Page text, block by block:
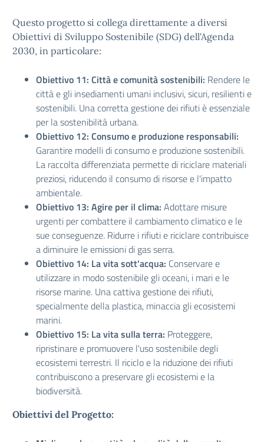
Questo progetto si collega direttamente a diversi
Obiettivi di Sviluppo Sostenibile (SDG) dell'Agenda
2030, in particolare:
Obiettivo 11: Città e comunità sostenibili: Rendere le
città e gli insediamenti umani inclusivi, sicuri, resilienti e
sostenibili. Una corretta gestione dei rifiuti è essenziale
per la sostenibilità urbana.
Obiettivo 12: Consumo e produzione responsabili:
Garantire modelli di consumo e produzione sostenibili.
La raccolta differenziata permette di riciclare materiali
preziosi, riducendo il consumo di risorse e l'impatto
ambientale.
Obiettivo 13: Agire per il clima: Adottare misure
urgenti per combattere il cambiamento climatico e le
sue conseguenze. Ridurre i rifiuti e riciclare contribuisce
a diminuire le emissioni di gas serra.
Obiettivo 14: La vita sott'acqua: Conservare e
utilizzare in modo sostenibile gli oceani, i mari e le
risorse marine. Una cattiva gestione dei rifiuti,
specialmente della plastica, minaccia gli ecosistemi
marini.
Obiettivo 15: La vita sulla terra: Proteggere,
ripristinare e promuovere l'uso sostenibile degli
ecosistemi terrestri. Il riciclo e la riduzione dei rifiuti
contribuiscono a preservare gli ecosistemi e la
biodiversità.
Obiettivi del Progetto: